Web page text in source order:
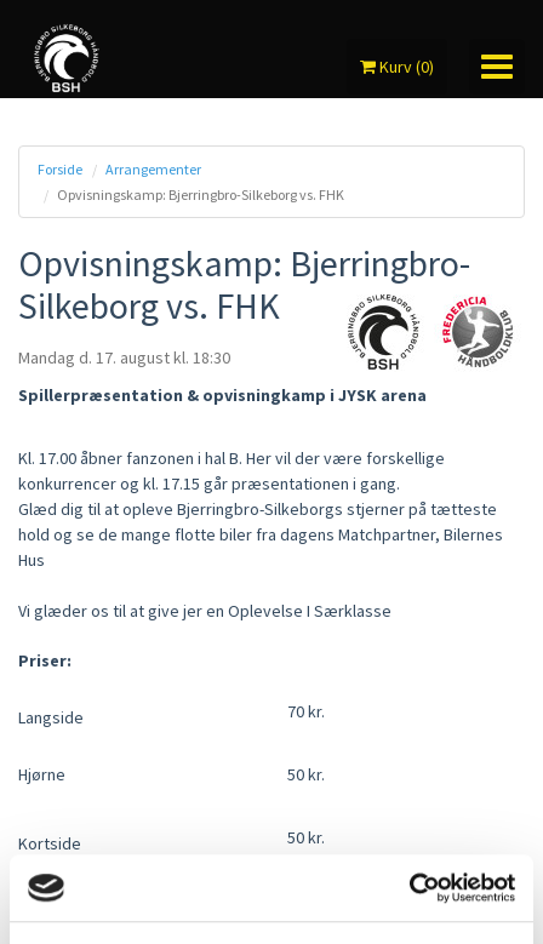
Kurv(0)
MIN KONTO
SÆSONKORT
ARRANGEMENTER
FANSPISNING
Forside
Arrangementer
Opvisningskamp: Bjerringbro-Silkeborg vs. FHK
Opvisningskamp: Bjerringbro-
Silkeborg vs. FHK
Mandag d. 17. augustkl. 18:30
Spillerpræsentation & opvisningkamp i JYSK arena
Kl. 17.00 åbner fanzonen i hal B. Her vil der være forskellige
konkurrencer og kl. 17.15 går præsentationen i gang.
Glæd dig til at opleve Bjerringbro-Silkeborgs stjerner på tætteste
hold og se de mange flotte biler fra dagens Matchpartner, Bilernes
Hus
Vi glæder os til at give jer en Oplevelse I Særklasse
Priser:
Langside 70 kr.
Hjørne 50 kr.
Kortside 50 kr.
Ståplads Voksen